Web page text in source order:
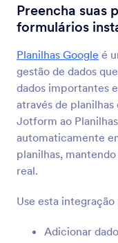
Preencha suas
formulários
Planilhas Google é
gestão de dados
dados importantes
através de
Jotform ao
automaticamente
planilhas,
real.
Use esta integração
Adicionar
Integrações para
73 Integrações
Mais
Preencha